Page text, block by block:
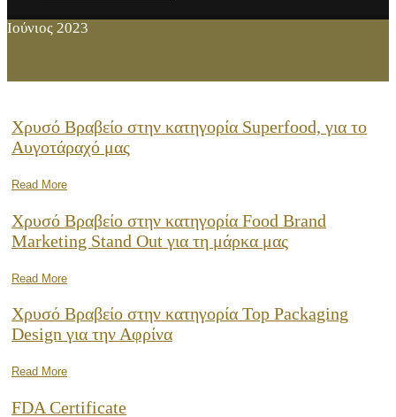
Ιούνιος 2023
Χρυσό Βραβείο στην κατηγορία Superfood, για το
Αυγοτάραχό μας
Read More
Χρυσό Βραβείο στην κατηγορία Food Brand
Marketing Stand Out για τη μάρκα μας
Read More
Χρυσό Βραβείο στην κατηγορία Top Packaging
Design για την Αφρίνα
Read More
FDA Certificate